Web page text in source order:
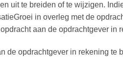
uit te breiden of te wijzigen.
in overleg met de
aan de opdrachtgever in
de opdrachtgever in rekening te